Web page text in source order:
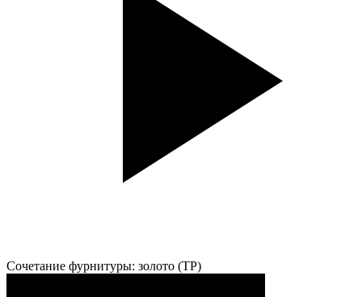
Сочетание фурнитуры: золото (TP)